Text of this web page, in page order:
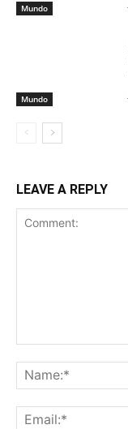
Mundo
Mundo
LEAVE A REPLY